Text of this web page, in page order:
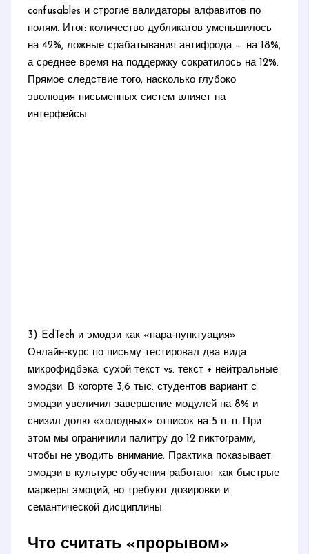
confusables и строгие валидаторы алфавитов по
полям. Итог: количество дубликатов уменьшилось
на 42%, ложные срабатывания антифрода — на 18%,
а среднее время на поддержку сократилось на 12%.
Прямое следствие того, насколько глубоко
эволюция письменных систем влияет на
интерфейсы.
3) EdTech и эмодзи как «пара‑пунктуация»
Онлайн‑курс по письму тестировал два вида
микрофидбэка: сухой текст vs. текст + нейтральные
эмодзи. В когорте 3,6 тыс. студентов вариант с
эмодзи увеличил завершение модулей на 8% и
снизил долю «холодных» отписок на 5 п. п. При
этом мы ограничили палитру до 12 пиктограмм,
чтобы не уводить внимание. Практика показывает:
эмодзи в культуре обучения работают как быстрые
маркеры эмоций, но требуют дозировки и
семантической дисциплины.
Что считать «прорывом»